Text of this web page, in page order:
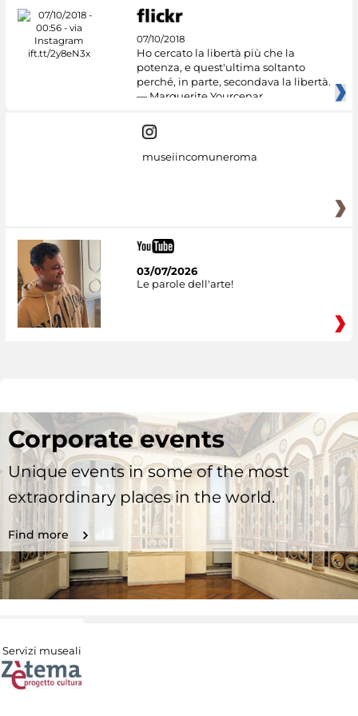
07/10/2018
Ho cercato la libertà più che la
potenza, e quest'ultima soltanto
perché, in parte, secondava la libertà.
— Marguerite Yourcenar
museiincomuneroma
03/07/2026
Le parole dell'arte!
Corporate events
Unique events in some of the most
extraordinary places in the world.
Find more
Servizi museali